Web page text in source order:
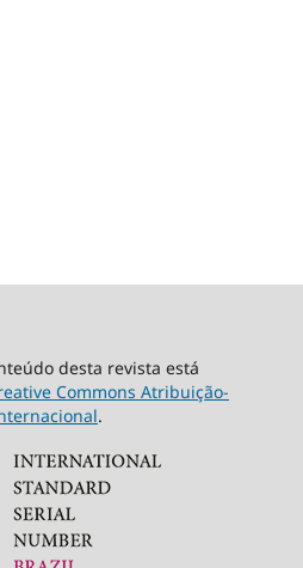
desta revista está
Commons Atribuição-
.